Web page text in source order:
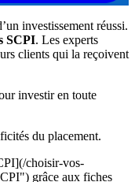
investissement réussi.
SCPI. Les experts
clients qui la reçoivent
investir en toute
du placement.
choisir-vos-
grâce aux fiches